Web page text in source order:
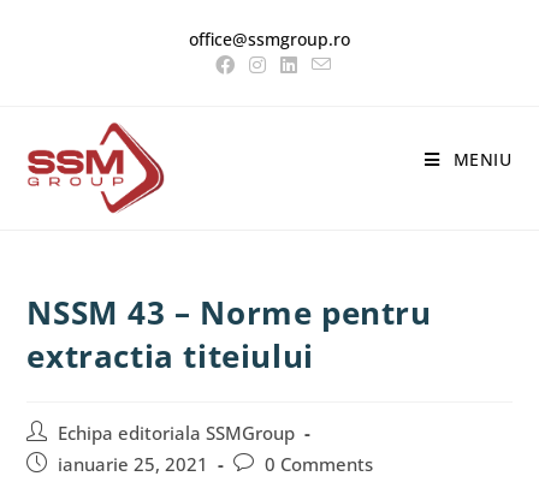
office@ssmgroup.ro
MENIU
NSSM 43 – Norme pentru
extractia titeiului
Echipa editoriala SSMGroup
ianuarie 25, 2021
0 Comments